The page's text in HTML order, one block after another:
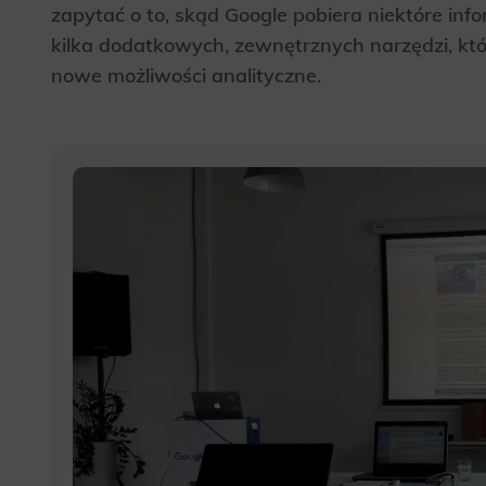
Scripts
create
zapytać o to, skąd Google pobiera niektóre
kilka dodatkowych, zewnętrznych narzędzi,
nowe możliwości analityczne.